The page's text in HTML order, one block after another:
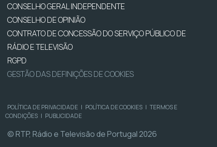
CONSELHO GERAL INDEPENDENTE
CONSELHO DE OPINIÃO
CONTRATO DE CONCESSÃO DO SERVIÇO PÚBLICO DE
RÁDIO E TELEVISÃO
RGPD
GESTÃO DAS DEFINIÇÕES DE COOKIES
POLÍTICA DE PRIVACIDADE | POLÍTICA DE COOKIES | TERMOS E
CONDIÇÕES | PUBLICIDADE
© RTP, Rádio e Televisão de Portugal 2026